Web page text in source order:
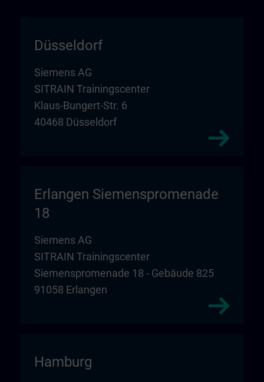
Düsseldorf
Siemens AG
SITRAIN Trainingscenter
Klaus-Bungert-Str. 6
40468 Düsseldorf
Erlangen Siemenspromenade
18
Siemens AG
SITRAIN Trainingscenter
Siemenspromenade 18 - Gebäude 825
91058 Erlangen
Hamburg